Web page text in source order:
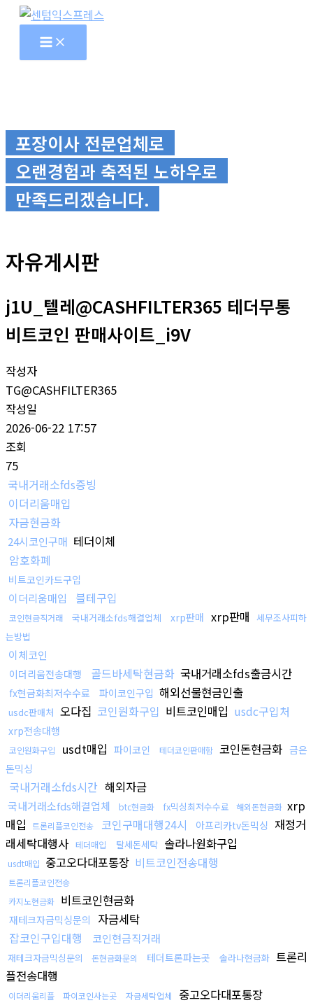
뛰
포장이사 전문업체로
오랜경험과 축적된 노하우로
만족드리겠습니다.
자유게시판
j1U_텔레@CASHFILTER365 테더무통
비트코인 판매사이트_i9V
작성자
TG@CASHFILTER365
작성일
2026-06-22 17:57
조회
75
국내거래소fds증빙
이더리움매입
자금현금화
24시코인구매 테더이체
암호화폐
비트코인카드구입
이더리움매입 블테구입
코인현금직거래 국내거래소fds해결업체 xrp판매 xrp판매 세무조사피하
는방법
이체코인
이더리움전송대행 골드바세탁현금화 국내거래소fds출금시간
fx현금화최저수수료 파이코인구입 해외선물현금인출
usdc판매처 오다집 코인원화구입 비트코인매입 usdc구입처
xrp전송대행
코인원화구입 usdt매입 파이코인 테더코인판매함 코인돈현금화 금은
돈믹싱
국내거래소fds시간 해외자금
국내거래소fds해결업체 btc현금화 fx믹싱최저수수료 해외돈현금화 xrp
매입
트론리플코인전송 코인구매대행24시 아프리카tv돈믹싱 재정거
래세탁대행사 테더매입 탈세돈세탁 솔라나원화구입
usdt매입 중고오다대포통장 비트코인전송대행
트론리플코인전송
카지노현금화 비트코인현금화
재테크자금믹싱문의
자금세탁
잡코인구입대행
코인현금직거래
재테크자금믹싱문의 돈현금화문의 테더트론파는곳 솔라나현금화 트론리
플전송대행
이더리움리플 파이코인사는곳 자금세탁업체 중고오다대포통장